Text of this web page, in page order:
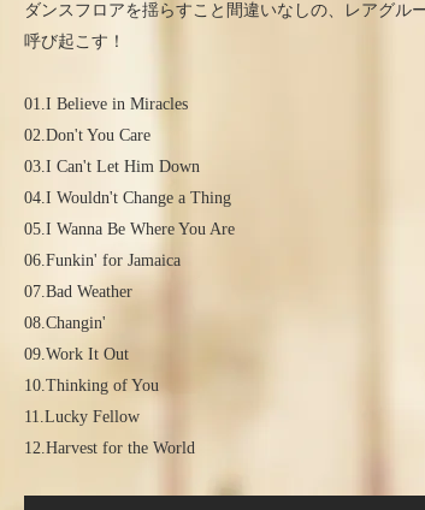
ダンスフロアを揺らすこと間違いなしの、レアグル
呼び起こす！
01.I Believe in Miracles
02.Don't You Care
03.I Can't Let Him Down
04.I Wouldn't Change a Thing
05.I Wanna Be Where You Are
06.Funkin' for Jamaica
07.Bad Weather
08.Changin'
09.Work It Out
10.Thinking of You
11.Lucky Fellow
12.Harvest for the World